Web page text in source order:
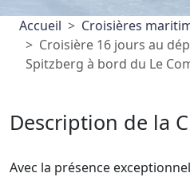
Accueil Croisières
Croisière 16 jours au
Spitzberg à bord du Le
Description de la
Avec la présence